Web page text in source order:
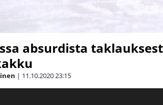
absurdista
| 11.10.202023:15